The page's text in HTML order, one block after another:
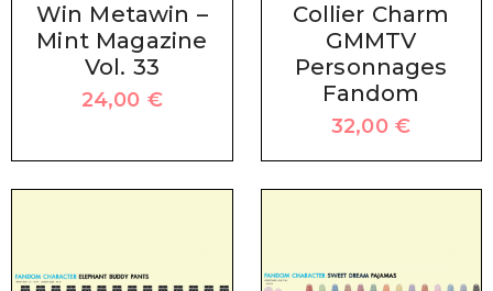
Win Metawin –
Mint Magazine
Vol. 33
24,00 €
Collier Charm
GMMTV
Personnages
Fandom
32,00€